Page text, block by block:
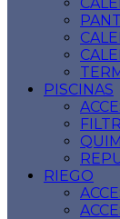
PISCINAS
RIEGO